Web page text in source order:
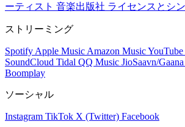
ーティスト 音楽出版社 ライセンスとシ
ストリーミング
Spotify Apple Music Amazon MusicYouTube
SoundCloud Tidal QQ Music JioSaavn/Gaana
Boomplay
ソーシャル
Instagram TikTok X (Twitter) Facebook